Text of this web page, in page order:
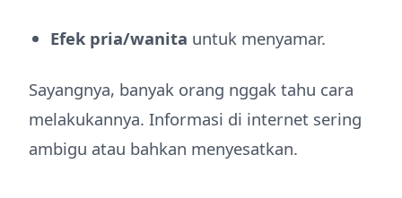
Efek pria/wanita untuk menyamar.
Sayangnya, banyak orang nggak tahu cara
melakukannya. Informasi di internet sering
ambigu atau bahkan menyesatkan.